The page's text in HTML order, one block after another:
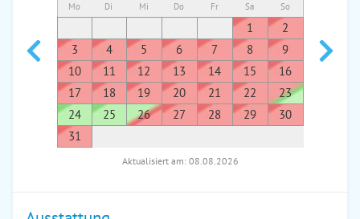
Mo Di Mi Do Fr Sa So
1
2
3
4 5 6 7 8
9
10
11 12 13 14 15
16
17
18 19 20 21 22
23
24
25 26 27 28 29
30
31
7
Aktualisiert am: 08.08.2026